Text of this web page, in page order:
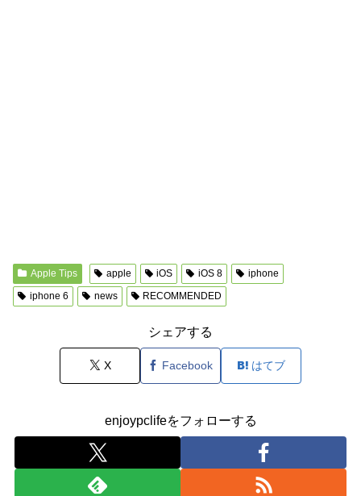
Apple Tips apple iOS iOS 8
iphone
iphone 6
news RECOMMENDED
シェアする
X Facebook はてブ
enjoypclifeをフォローする